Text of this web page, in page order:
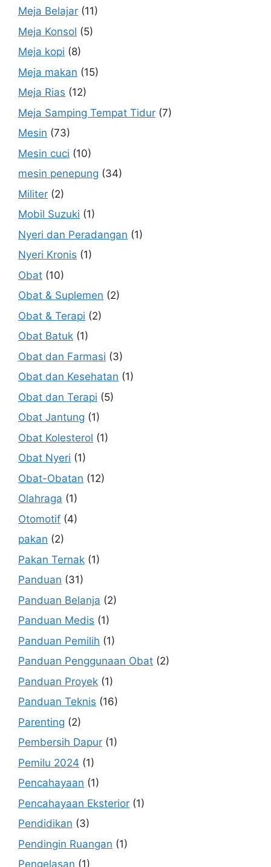
Meja Belajar (11)
Meja Konsol (5)
Meja kopi (8)
Meja makan (15)
Meja Rias (12)
Meja Samping Tempat Tidur (7)
Mesin (73)
Mesin cuci (10)
mesin penepung (34)
Militer (2)
Mobil Suzuki (1)
Nyeri dan Peradangan (1)
Nyeri Kronis (1)
Obat (10)
Obat & Suplemen (2)
Obat & Terapi (2)
Obat Batuk (1)
Obat dan Farmasi (3)
Obat dan Kesehatan (1)
Obat dan Terapi (5)
Obat Jantung (1)
Obat Kolesterol (1)
Obat Nyeri (1)
Obat-Obatan (12)
Olahraga (1)
Otomotif (4)
pakan (2)
Pakan Ternak (1)
Panduan (31)
Panduan Belanja (2)
Panduan Medis (1)
Panduan Pemilih (1)
Panduan Penggunaan Obat (2)
Panduan Proyek (1)
Panduan Teknis (16)
Parenting (2)
Pembersih Dapur (1)
Pemilu 2024 (1)
Pencahayaan (1)
Pencahayaan Eksterior (1)
Pendidikan (3)
Pendingin Ruangan (1)
Pengelasan (1)